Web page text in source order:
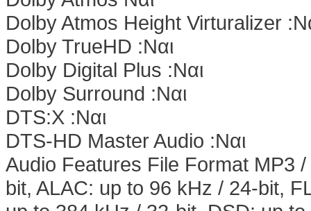
Dolby Atmos Height Virturalizer
Dolby TrueHD :Nαι
Dolby Digital Plus :Nαι
Dolby Surround :Nαι
DTS:X :Nαι
DTS-HD Master Audio :Nαι
Audio Features File Format MP3
bit, ALAC: up to 96 kHz / 24-bit,